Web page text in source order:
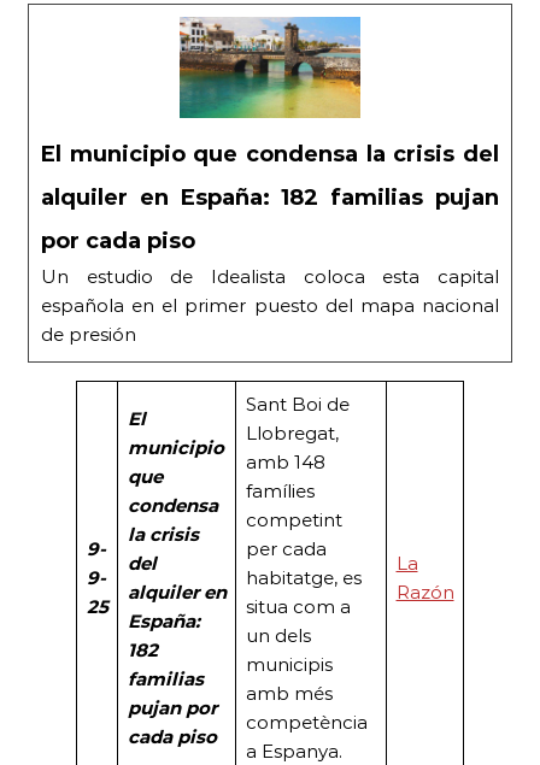
El municipio que condensa la crisis del
alquiler en España: 182 familias pujan
por cada piso
Un estudio de Idealista coloca esta capital
española en el primer puesto del mapa nacional
de presión
9-
9-
25
El
municipio
que
condensa
la crisis
del
alquiler en
España:
182
familias
pujan por
cada piso
Sant Boi de
Llobregat,
amb 148
famílies
competint
per cada
habitatge, es
situa com a
un dels
municipis
amb més
competència
a Espanya.
La
Razón